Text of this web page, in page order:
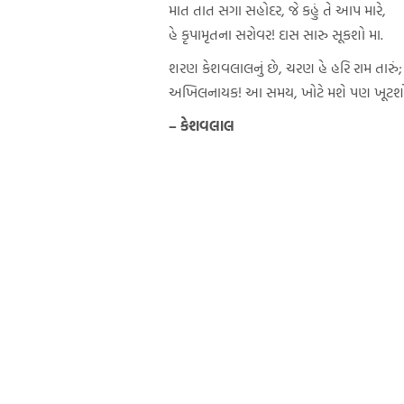
માત તાત સગા સહોદર, જે કહું તે આપ મારે,
હે કૃપામૃતના સરોવર! દાસ સારુ સૂકશો મા.
શરણ કેશવલાલનું છે, ચરણ હે હરિ રામ તારું;
અખિલનાયક! આ સમય, ખોટે મશે પણ
– કેશવલાલ